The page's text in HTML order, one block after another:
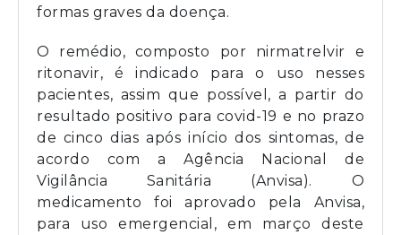
formas graves da doença.
O remédio, composto por nirmatrelvir e
ritonavir, é indicado para o uso nesses
pacientes, assim que possível, a partir do
resultado positivo para covid-19 e no prazo
de cinco dias após início dos sintomas, de
acordo com a Agência Nacional de
Vigilância Sanitária (Anvisa). O
medicamento foi aprovado pela Anvisa,
para uso emergencial, em março deste